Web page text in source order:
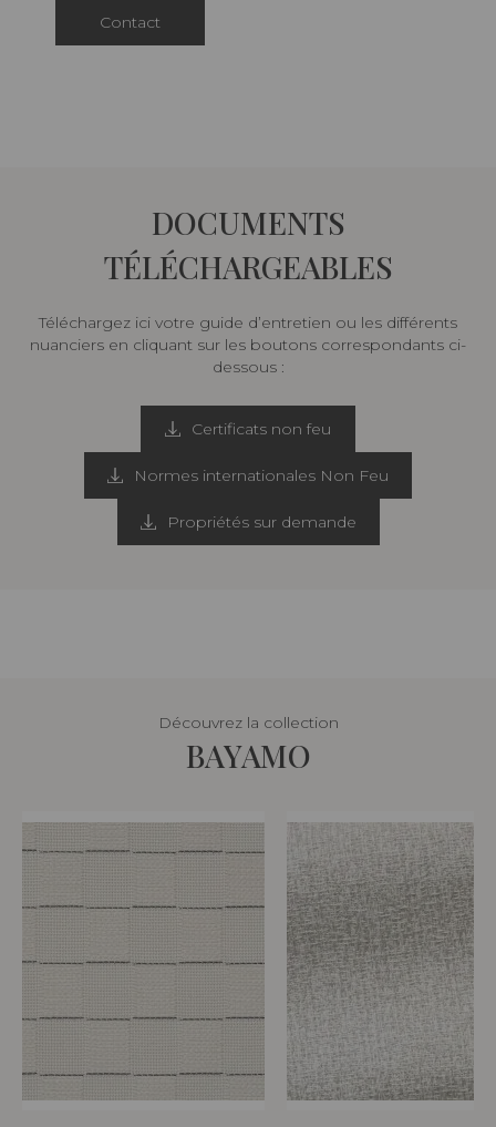
Contact
DOCUMENTS
TÉLÉCHARGEABLES
Téléchargez ici votre guide d’entretien ou les différents
nuanciers en cliquant sur les boutons correspondants ci-
dessous :
Certificats non feu
Normes internationales Non Feu
Propriétés sur demande
Découvrez la collection
BAYAMO